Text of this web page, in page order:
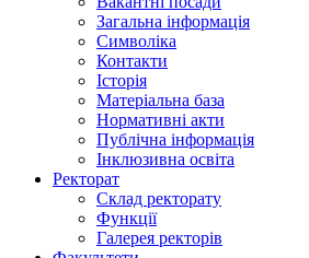
Загальна інформація
Символіка
Контакти
Історія
Матеріальна база
Нормативні акти
Публічна інформація
Інклюзивна освіта
Ректорат
Склад ректорату
Функції
Галерея ректорів